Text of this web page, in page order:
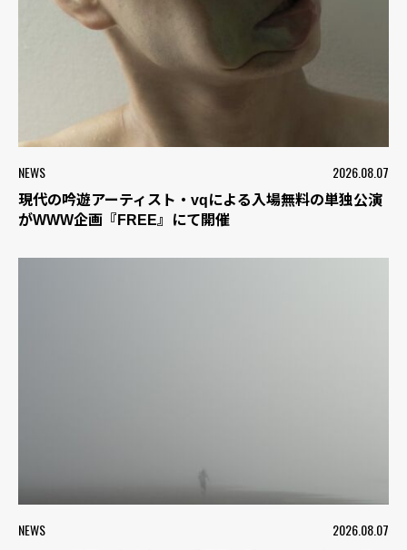
NEWS 2026.08.07
現代の吟遊アーティスト・vqによる入場無料の単独公演
がWWW企画『FREE』にて開催
NEWS 2026.08.07